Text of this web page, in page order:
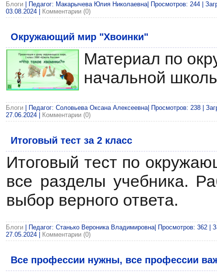
Блоги | Педагог: Макарычева Юлия Николаевна| Просмотров: 244 |
03.08.2024
Комментарии (0)
Окружающий мир "Хвоинки"
Материал по
начальной
Блоги | Педагог: Соловьева Оксана Алексеевна| Просмотров: 238 |
27.06.2024
Комментарии (0)
Итоговый тест за 2 класс
Итоговый тест по
все разделы учебника.
выбор верного ответа.
Блоги | Педагог: Станько Вероника Владимировна| Просмотров: 362 |
27.05.2024
Комментарии (0)
Все профессии нужны, все профессии